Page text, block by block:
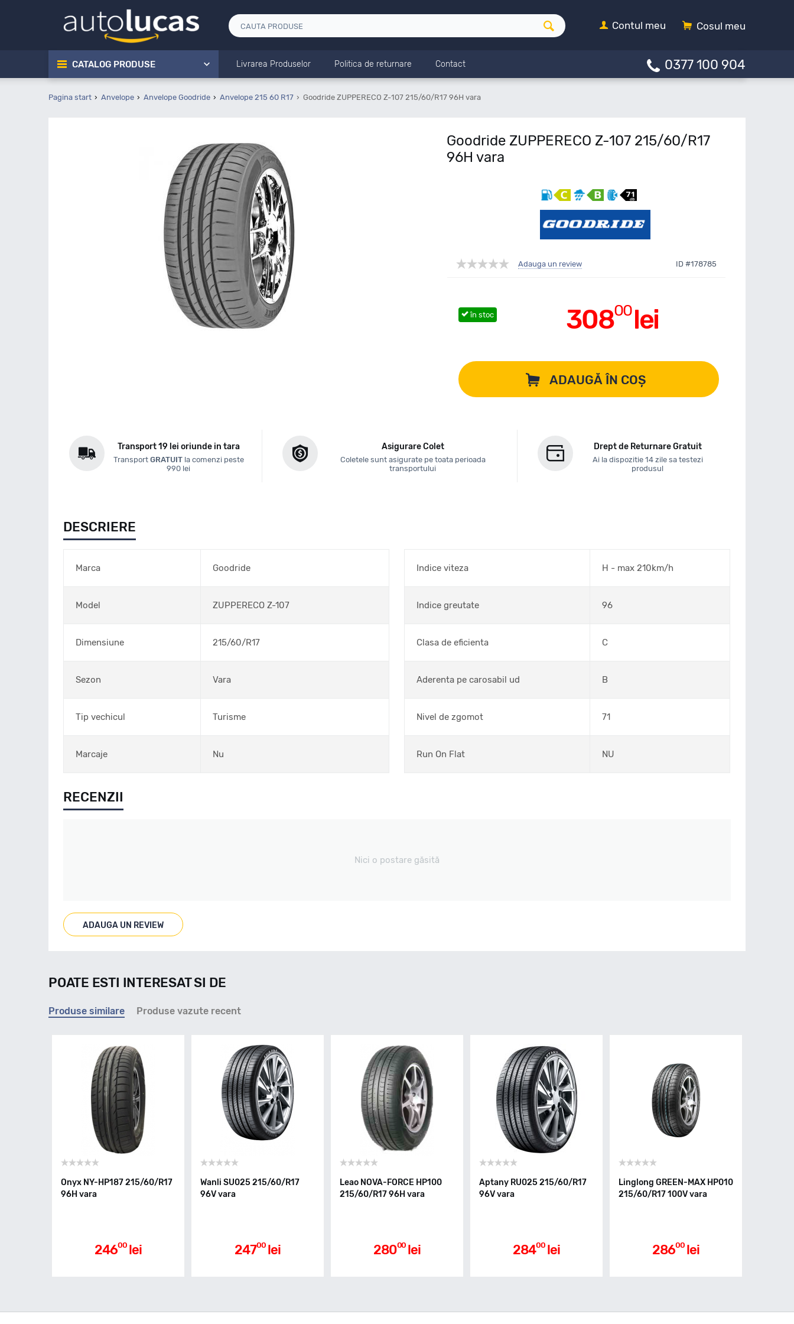
Cosul meu
Contul meu
CATALOG PRODUSE Livrarea Produselor Politica de returnare Contact 0377 100 904
Pagina start Anvelope Anvelope Goodride Anvelope 215 60 R17 Goodride ZUPPERECO Z-107 215/60/R17 96H vara
Goodride ZUPPERECO Z-107 215/60/R17
96H vara
Adauga un review ID #178785
30800lei
în stoc
ADAUGĂ ÎN COȘ
Transport 19 lei oriunde in tara
Transport GRATUITla comenzi peste
990 lei
Asigurare Colet
Coletele sunt asigurate pe toata perioada
transportului
Drept de Returnare Gratuit
Ai la dispozitie 14 zile sa testezi
produsul
DESCRIERE
Marca Goodride
Model ZUPPERECO Z-107
Dimensiune 215/60/R17
Sezon Vara
Tip vechicul Turisme
Marcaje Nu
Indice viteza H - max 210km/h
Indice greutate 96
Clasa de eficienta C
Aderenta pe carosabil ud B
Nivel de zgomot 71
Run On Flat NU
RECENZII
Nici o postare găsită
ADAUGA UN REVIEW
POATE ESTI INTERESAT SI DE
Produse similare Produse vazute recent
Onyx NY-HP187 215/60/R17
96H vara
24600 lei
Wanli SU025 215/60/R17
96V vara
24700 lei
Leao NOVA-FORCE HP100
215/60/R17 96H vara
28000 lei
Aptany RU025 215/60/R17
96V vara
28400 lei
Linglong GREEN-MAX HP010
215/60/R17 100V vara
28600 lei